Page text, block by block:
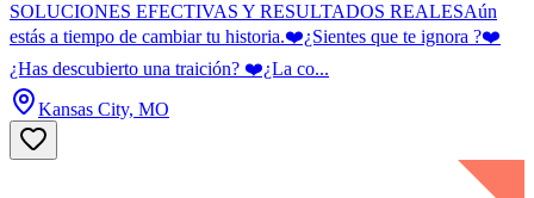
SOLUCIONES EFECTIVAS Y RESULTADOS REALESAún
estás a tiempo de cambiar tu historia.❤️¿Sientes que te ignora ?❤️
¿Has descubierto una traición? ❤️¿La co...
Kansas City, MO